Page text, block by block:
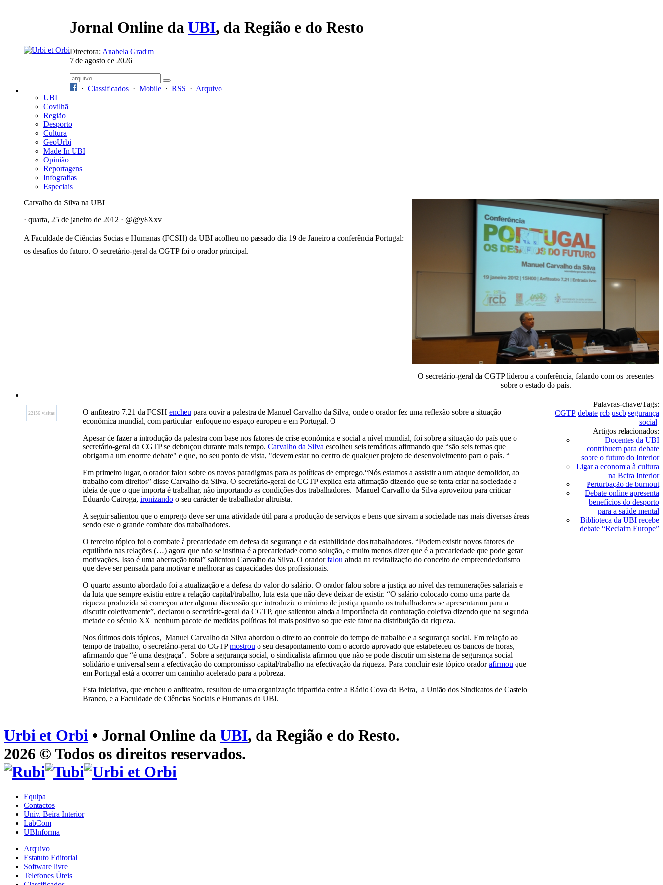
Jornal Online da UBI, da Região e do Resto
Directora: Anabela Gradim
7 de agosto de 2026
· Classificados · Mobile · RSS · Arquivo
UBI
Covilhã
Região
Desporto
Cultura
GeoUrbi
Made In UBI
Opinião
Reportagens
Infografias
Especiais
Carvalho da Silva na UBI
· quarta, 25 de janeiro de 2012 · @@y8Xxv
A Faculdade de Ciências Socias e Humanas (FCSH) da UBI acolheu no passado dia 19 de Janeiro a conferência Portugal:
os desafios do futuro. O secretário-geral da CGTP foi o orador principal.
O secretário-geral da CGTP liderou a conferência, falando com os presentes
sobre o estado do país.
22156 visitas O anfiteatro 7.21 da FCSH encheu para ouvir a palestra de Manuel Carvalho da Silva, onde o orador fez uma reflexão sobre a situação
económica mundial, com particular enfoque no espaço europeu e em Portugal. O
Apesar de fazer a introdução da palestra com base nos fatores de crise económica e social a nível mundial, foi sobre a situação do país que o
secretário-geral da CGTP se debruçou durante mais tempo. Carvalho da Silva escolheu seis temáticas afirmando que “são seis temas que
obrigam a um enorme debate" e que, no seu ponto de vista, "devem estar no centro de qualquer projeto de desenvolvimento para o país. “
Em primeiro lugar, o orador falou sobre os novos paradigmas para as políticas de emprego.“Nós estamos a assistir a um ataque demolidor, ao
trabalho com direitos” disse Carvalho da Silva. O secretário-geral do CGTP explica esta afirmação dizendo que se tenta criar na sociedade a
ideia de que o que importa é trabalhar, não importando as condições dos trabalhadores. Manuel Carvalho da Silva aproveitou para criticar
Eduardo Catroga, ironizando o seu carácter de trabalhador altruísta.
A seguir salientou que o emprego deve ser uma atividade útil para a produção de serviços e bens que sirvam a sociedade nas mais diversas áreas
sendo este o grande combate dos trabalhadores.
O terceiro tópico foi o combate à precariedade em defesa da segurança e da estabilidade dos trabalhadores. “Podem existir novos fatores de
equilíbrio nas relações (…) agora que não se institua é a precariedade como solução, e muito menos dizer que é a precariedade que pode gerar
motivações. Isso é uma aberração total” salientou Carvalho da Silva. O oradorfalou ainda na revitalização do conceito de empreendedorismo
que deve ser pensada para motivar e melhorar as capacidades dos profissionais.
O quarto assunto abordado foi a atualização e a defesa do valor do salário. O orador falou sobre a justiça ao nível das remunerações salariais e
da luta que sempre existiu entre a relação capital/trabalho, luta esta que não deve deixar de existir. “O salário colocado como uma parte da
riqueza produzida só começou a ter alguma discussão que introduziu o mínimo de justiça quando os trabalhadores se apresentaram para a
discutir coletivamente”, declarou o secretário-geral da CGTP, que salientou ainda a importância da contratação coletiva dizendo que na segunda
metade do século XX nenhum pacote de medidas políticas foi mais positivo so que este fator na distribuição da riqueza.
Nos últimos dois tópicos, Manuel Carvalho da Silva abordou o direito ao controle do tempo de trabalho e a segurança social. Em relação ao
tempo de trabalho, o secretário-geral do CGTPmostrou o seu desapontamento com o acordo aprovado que estabeleceu os bancos de horas,
afirmando que “é uma desgraça”. Sobre a segurança social, o sindicalista afirmou que não se pode discutir um sistema de segurança social
solidário e universal sem a efectivação do compromisso capital/trabalho na efectivação da riqueza. Para concluir este tópico oradorafirmou que
em Portugal está a ocorrer um caminho acelerado para a pobreza.
Esta iniciativa, que encheu o anfiteatro, resultou de uma organização tripartida entre a Rádio Cova da Beira, a União dos Sindicatos de Castelo
Branco, e a Faculdade de Ciências Sociais e Humanas da UBI.
Palavras-chave/Tags:
CGTP debate rcb uscb segurança
social
Artigos relacionados:
Docentes da UBI
contribuem para debate
sobre o futuro do Interior
Ligar a economia à cultura
na Beira Interior
Perturbação de burnout
Debate online apresenta
benefícios do desporto
para a saúde mental
Biblioteca da UBI recebe
debate “Reclaim Europe”
Urbi et Orbi • Jornal Online da UBI, da Região e do Resto.
2026 © Todos os direitos reservados.
Equipa
Contactos
Univ. Beira Interior
LabCom
UBInforma
Arquivo
Estatuto Editorial
Software livre
Telefones Úteis